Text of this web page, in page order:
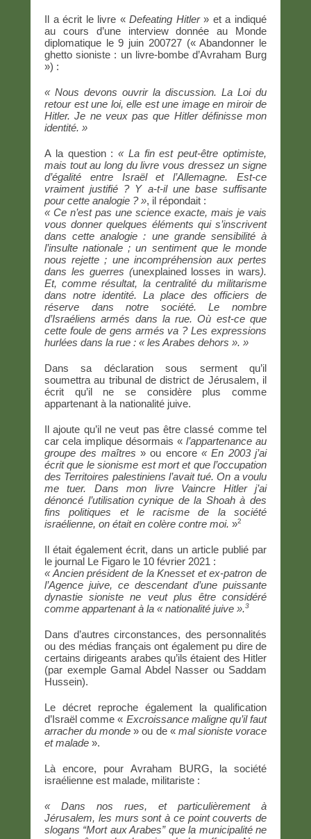
Il a écrit le livre «Defeating Hitler» et a indiqué
au cours d’une interview donnée au Monde
diplomatique le 9 juin 200727 (« Abandonner le
ghetto sioniste : un livre-bombe d’Avraham Burg
») :
« Nous devons ouvrir la discussion. La Loi du
retour est une loi, elle est une image en miroir de
Hitler. Je ne veux pas que Hitler définisse mon
identité. »
A la question :« La fin est peut-être optimiste,
mais tout au long du livre vous dressez un signe
d’égalité entre Israël et l’Allemagne. Est-ce
vraiment justifié ? Y a-t-il une base suffisante
pour cette analogie ? », il répondait :
« Ce n’est pas une science exacte, mais je vais
vous donner quelques éléments qui s’inscrivent
dans cette analogie : une grande sensibilité à
l’insulte nationale ; un sentiment que le monde
nous rejette ; une incompréhension aux pertes
dans les guerres (unexplained losses in wars).
Et, comme résultat, la centralité du militarisme
dans notre identité. La place des officiers de
réserve dans notre société. Le nombre
d’Israéliens armés dans la rue. Où est-ce que
cette foule de gens armés va ? Les expressions
hurlées dans la rue : « les Arabes dehors ». »
Dans sa déclaration sous serment qu’il
soumettra au tribunal de district de Jérusalem, il
écrit qu’il ne se considère plus comme
appartenant à la nationalité juive.
Il ajoute qu’il ne veut pas être classé comme tel
car cela implique désormais « l’appartenance au
groupe des maîtres » ou encore « En 2003 j’ai
écrit que le sionisme est mort et que l’occupation
des Territoires palestiniens l’avait tué. On a voulu
me tuer. Dans mon livre Vaincre Hitler j’ai
dénoncé l’utilisation cynique de la Shoah à des
fins politiques et le racisme de la société
israélienne, on était en colère contre moi. »2
Il était également écrit, dans un article publié par
le journal Le Figaro le 10 février 2021 :
« Ancien président de la Knesset et ex-patron de
l’Agence juive, ce descendant d’une puissante
dynastie sioniste ne veut plus être considéré
comme appartenant à la « nationalité juive ».3
Dans d’autres circonstances, des personnalités
ou des médias français ont également pu dire de
certains dirigeants arabes qu’ils étaient des Hitler
(par exemple Gamal Abdel Nasser ou Saddam
Hussein).
Le décret reproche également la qualification
d’Israël comme « Excroissance maligne qu’il faut
arracher du monde» ou de « mal sioniste vorace
et malade ».
Là encore, pour Avraham BURG, la société
israélienne est malade, militariste :
« Dans nos rues, et particulièrement à
Jérusalem, les murs sont à ce point couverts de
slogans “Mort aux Arabes” que la municipalité ne